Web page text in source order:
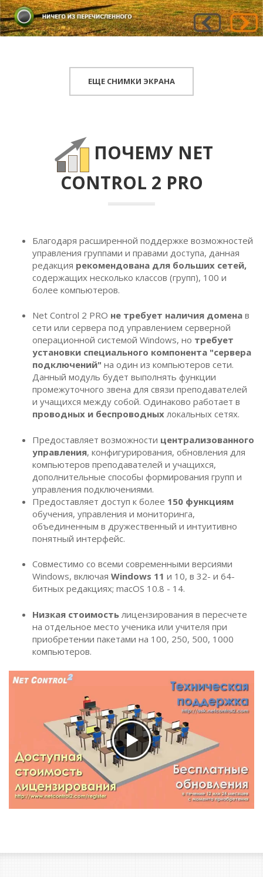
ЕЩЕ СНИМКИ ЭКРАНА
ПОЧЕМУ NET
CONTROL 2 PRO
Благодаря расширенной поддержке возможностей
управления группами и правами доступа, данная
редакция рекомендована для больших сетей,
содержащих несколько классов (групп), 100 и
более компьютеров.
Net Control 2 PRO не требует наличия домена в
сети или сервера под управлением серверной
операционной системой Windows, но требует
установки специального компонента "сервера
подключений" на один из компьютеров сети.
Данный модуль будет выполнять функции
промежуточного звена для связи преподавателей
и учащихся между собой. Одинаково работает в
проводных и беспроводных локальных сетях.
Предоставляет возможности централизованного
управления, конфигурирования, обновления для
компьютеров преподавателей и учащихся,
дополнительные способы формирования групп и
управления подключениями.
Предоставляет доступ к более 150 функциям
обучения, управления и мониторинга,
объединенным в дружественный и интуитивно
понятный интерфейс.
Совместимо со всеми современными версиями
Windows, включая Windows 11 и 10, в 32- и 64-
битных редакциях; macOS 10.8 - 14.
Низкая стоимость лицензирования в пересчете
на отдельное место ученика или учителя при
приобретении пакетами на 100, 250, 500, 1000
компьютеров.